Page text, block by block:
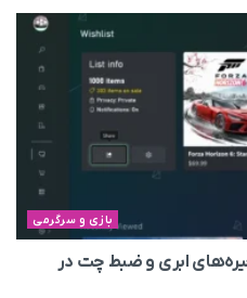
بازی و سرگرمی
ابری و ضبط چت در